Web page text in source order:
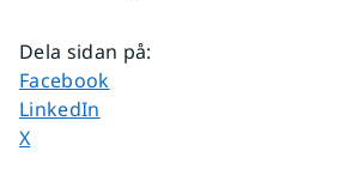
Dela sidan på:
Dela sidan på
Facebook
Dela sidan på
LinkedIn
Dela sidan på
X